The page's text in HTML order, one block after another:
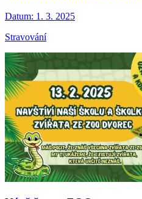
Datum: 1. 3. 2025
Stravování